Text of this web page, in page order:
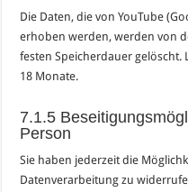
Die Daten, die von YouTube
erhoben werden, werden von
festen Speicherdauer gelöscht.
18 Monate.
7.1.5
Person
Sie haben jederzeit die
Datenverarbeitung zu